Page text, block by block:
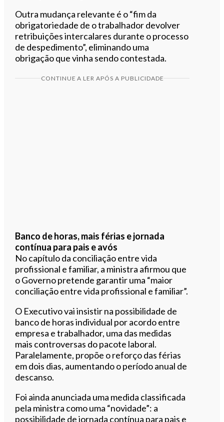
Outra mudança relevante é o “fim da
obrigatoriedade de o trabalhador devolver
retribuições intercalares durante o processo
de despedimento”, eliminando uma
obrigação que vinha sendo contestada.
CONTINUE A LER APÓS A PUBLICIDADE
Banco de horas, mais férias e jornada
contínua para pais e avós
No capítulo da conciliação entre vida
profissional e familiar, a ministra afirmou que
o Governo pretende garantir uma “maior
conciliação entre vida profissional e familiar”.
O Executivo vai insistir na possibilidade de
banco de horas individual por acordo entre
empresa e trabalhador, uma das medidas
mais controversas do pacote laboral.
Paralelamente, propõe o reforço das férias
em dois dias, aumentando o período anual de
descanso.
Foi ainda anunciada uma medida classificada
pela ministra como uma “novidade”: a
possibilidade de jornada contínua para pais e